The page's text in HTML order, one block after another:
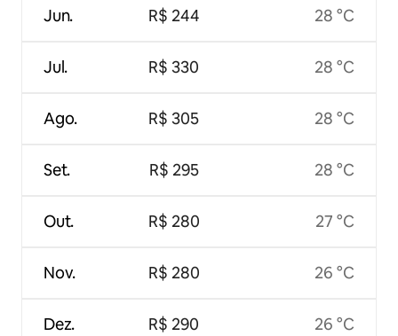
Jun.
Jul.
Ago.
Set.
Out.
Nov.
Dez.
R$ 244
R$ 330
R$ 305
R$ 295
R$ 280
R$ 280
R$ 290
28 °C
28 °C
28 °C
28 °C
27 °C
26 °C
26 °C